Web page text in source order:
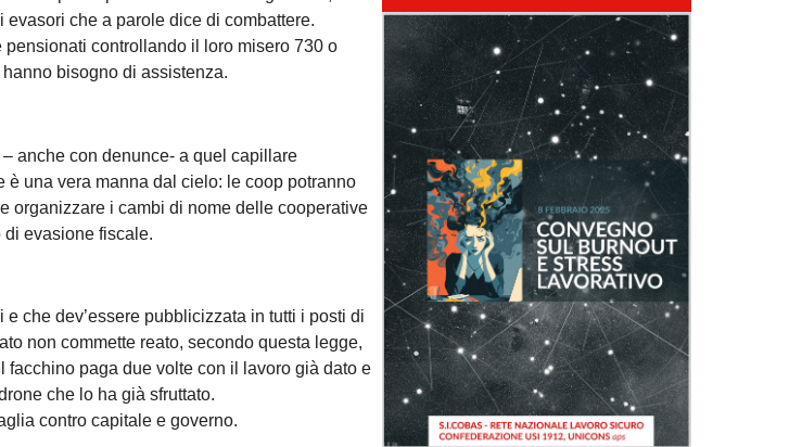
che a parole dice di combattere.
pensionati controllando il loro misero 730 o
bisogno di assistenza.
anche con denunce- a quel capillare
una vera manna dal cielo: le coop potranno
organizzare i cambi di nome delle cooperative
evasione fiscale.
che dev’essere pubblicizzata in tutti i posti di
non commette reato, secondo questa legge,
paga due volte con il lavoro già dato e
che lo ha già sfruttato.
contro capitale e governo.